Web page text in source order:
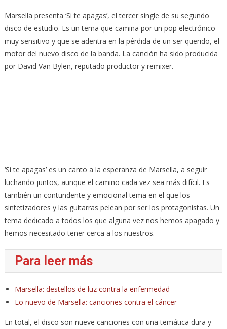
Marsella presenta ‘Si te apagas’, el tercer single de su segundo
disco de estudio. Es un tema que camina por un pop electrónico
muy sensitivo y que se adentra en la pérdida de un ser querido, el
motor del nuevo disco de la banda. La canción ha sido producida
por David Van Bylen, reputado productor y remixer.
‘Si te apagas’ es un canto a la esperanza de Marsella, a seguir
luchando juntos, aunque el camino cada vez sea más difícil. Es
también un contundente y emocional tema en el que los
sintetizadores y las guitarras pelean por ser los protagonistas. Un
tema dedicado a todos los que alguna vez nos hemos apagado y
hemos necesitado tener cerca a los nuestros.
Para leer más
Marsella: destellos de luz contra la enfermedad
Lo nuevo de Marsella: canciones contra el cáncer
En total, el disco son nueve canciones con una temática dura y